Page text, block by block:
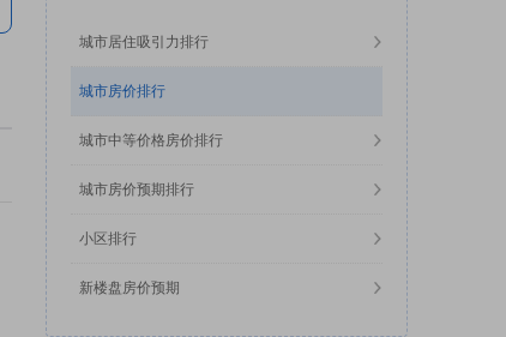
城市居住吸引力排行
城市房价排行
城市中等价格房价排行
城市房价预期排行
小区排行
新楼盘房价预期